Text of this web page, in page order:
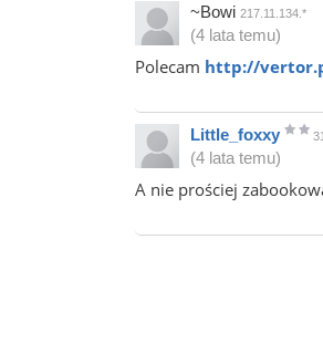
~Bowi 217.11.134.*
(4 lata temu)
Polecam http://
Little_foxxy
(4 lata temu)
A nie prościej